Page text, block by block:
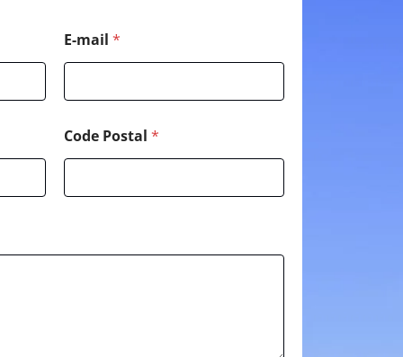
E-mail *
Code Postal *